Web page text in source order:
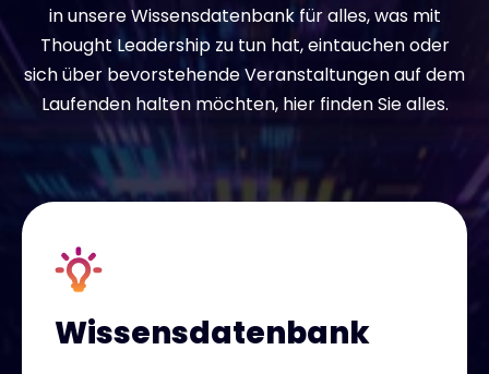
Exclusive Access - Erfahren Sie mehr
Kontakt
#weareexclusive
in unsere Wissensdatenbank für alles, was mit
Thought Leadership zu tun hat, eintauchen oder
sich über bevorstehende Veranstaltungen auf dem
Laufenden halten möchten, hier finden Sie alles.
Wissensdatenbank